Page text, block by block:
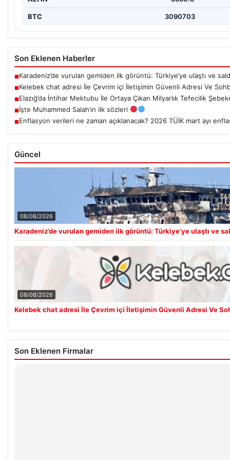
BTC 3090703
Son Eklenen Haberler
■Karadeniz’de vurulan gemiden ilk görüntü: Türkiye’ye ulaştı ve
■Kelebek chat adresi İle Çevrim içi İletişimin Güvenli Adresi Ve
■Elazığ’da İntihar Mektubu İle Ortaya Çıkan Milyarlık Tefecilik
■İşte Muhammed Salah’ın ilk sözleri
■Enflasyon verileri ne zaman açıklanacak? 2026 TÜİK mart ayı
Güncel
08/08/2026
Karadeniz’de vurulan gemiden ilk görüntü: Türkiye’ye ulaştı ve
08/08/2026
Kelebek chat adresi İle Çevrim içi İletişimin Güvenli Adresi Ve
Son Eklenen Firmalar